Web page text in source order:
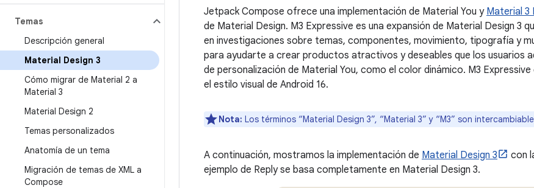
Temas
Descripción general
Material Design 3
Cómo migrar de Material 2 a
Material 3
Material Design 2
Temas personalizados
Anatomía de un tema
Migración de temas de XML a
Compose
Jetpack Compose ofrece una implementación de Material You y Material 3
de Material Design. M3 Expressive es una expansión de Material Design 3
en investigaciones sobre temas, componentes, movimiento, tipografía y
para ayudarte a crear productos atractivos y deseables que los usuarios
de personalización de Material You, como el color dinámico. M3
el estilo visual de Android 16.
Nota: Los términos “Material Design 3”, “Material 3” y “M3” son
A continuación, mostramos la implementación de Material Design 3 con
ejemplo de Reply se basa completamente en Material Design 3.